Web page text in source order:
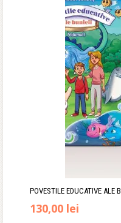
65,00 lei.
24,90 lei.
POVESTILE EDUCATIVE ALE
130,00 lei